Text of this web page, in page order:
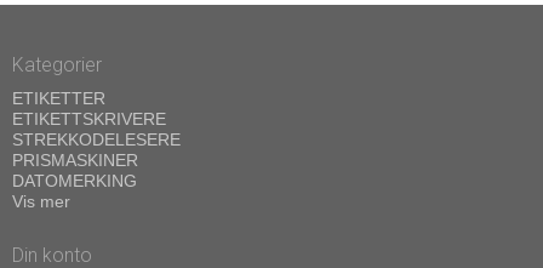
Kategorier
ETIKETTER
ETIKETTSKRIVERE
STREKKODELESERE
PRISMASKINER
DATOMERKING
Vis mer
Din konto